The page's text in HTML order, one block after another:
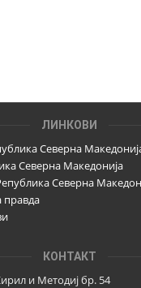
ЛИНКОВИ
Северна
Северна Македонија
Северна
правда
КОНТАКТ
и Методиј бр. 54